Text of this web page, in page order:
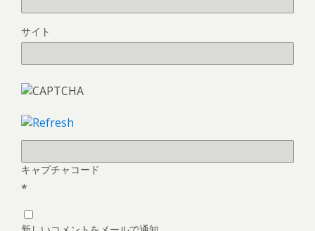
サイト
キャプチャコード
*